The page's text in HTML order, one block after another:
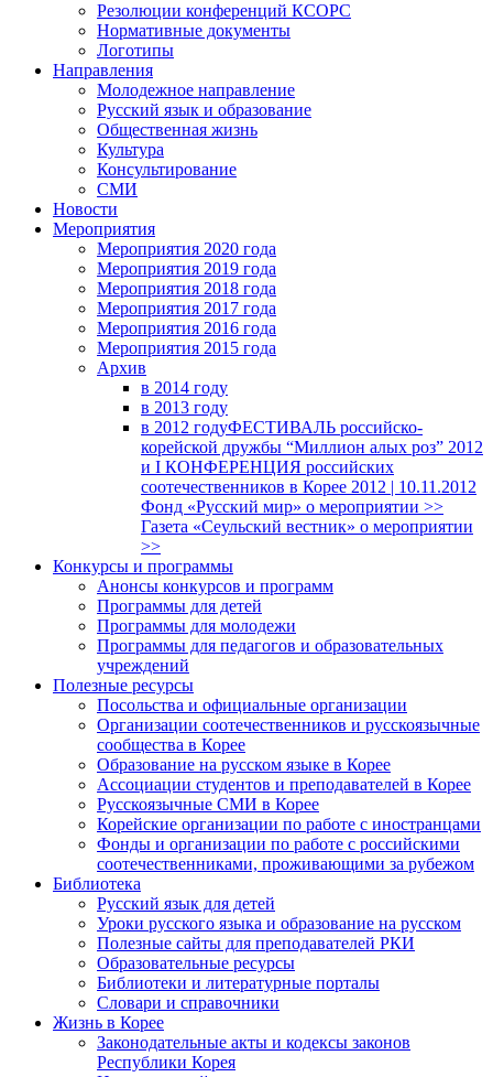
Резолюции конференций КСОРС
Нормативные документы
Логотипы
Направления
Молодежное направление
Русский язык и образование
Общественная жизнь
Культура
Консультирование
СМИ
Новости
Мероприятия
Мероприятия 2020 года
Мероприятия 2019 года
Мероприятия 2018 годa
Мероприятия 2017 года
Мероприятия 2016 года
Мероприятия 2015 года
Архив
в 2014 году
в 2013 году
в 2012 годуФЕСТИВАЛЬ российско-
корейской дружбы “Миллион алых роз” 2012
и I КОНФЕРЕНЦИЯ российских
соотечественников в Корее 2012 | 10.11.2012
Фонд «Русский мир» о мероприятии >>
Газета «Сеульский вестник» о мероприятии
>>
Конкурсы и программы
Анонсы конкурсов и программ
Программы для детей
Программы для молодежи
Программы для педагогов и образовательных
учреждений
Полезные ресурсы
Посольства и официальные организации
Организации соотечественников и русскоязычные
сообщества в Корее
Образование на русском языке в Корее
Ассоциации студентов и преподавателей в Корее
Русскоязычные СМИ в Корее
Корейские организации по работе с иностранцами
Фонды и организации по работе с российскими
соотечественниками, проживающими за рубежом
Библиотека
Русский язык для детей
Уроки русского языка и образование на русском
Полезные сайты для преподавателей РКИ
Образовательные ресурсы
Библиотеки и литературные порталы
Словари и справочники
Жизнь в Корее
Законодательные акты и кодексы законов
Республики Корея